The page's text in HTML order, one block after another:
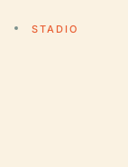
STADIO